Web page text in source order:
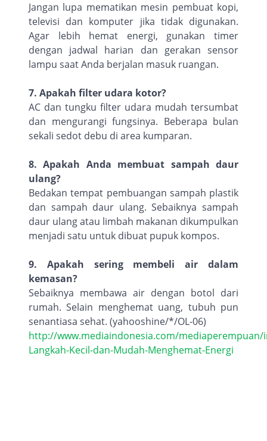
Jangan lupa mematikan mesin pembuat kopi,
televisi dan komputer jika tidak digunakan.
Agar lebih hemat energi, gunakan timer
dengan jadwal harian dan gerakan sensor
lampu saat Anda berjalan masuk ruangan.
7. Apakah filter udara kotor?
AC dan tungku filter udara mudah tersumbat
dan mengurangi fungsinya. Beberapa bulan
sekali sedot debu di area kumparan.
8. Apakah Anda membuat sampah daur
ulang?
Bedakan tempat pembuangan sampah plastik
dan sampah daur ulang. Sebaiknya sampah
daur ulang atau limbah makanan dikumpulkan
menjadi satu untuk dibuat pupuk kompos.
9. Apakah sering membeli air dalam
kemasan?
Sebaiknya membawa air dengan botol dari
rumah. Selain menghemat uang, tubuh pun
senantiasa sehat. (yahooshine/*/OL-06)
http://www.mediaindonesia.com/
Langkah-Kecil-dan-Mudah-Menghemat-Energi